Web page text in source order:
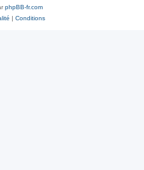
phpBB-fr.com
| Conditions